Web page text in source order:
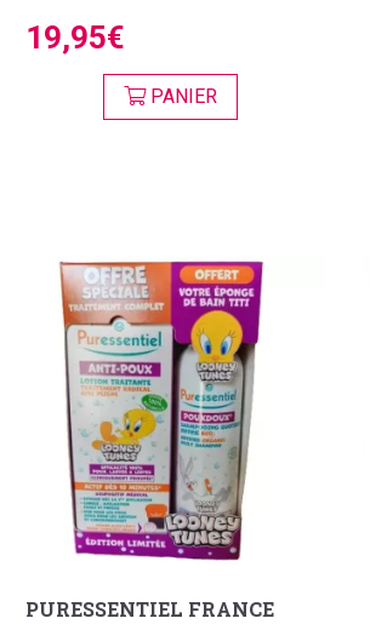
19,95€
PANIER
PURESSENTIEL FRANCE